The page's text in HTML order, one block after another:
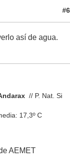
#6
así de agua.
// P. Nat. Si
17,3º C
AEMET